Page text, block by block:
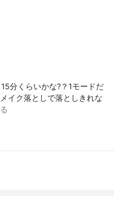
分くらいかな?？1モードだ
イク落としで落としきれな